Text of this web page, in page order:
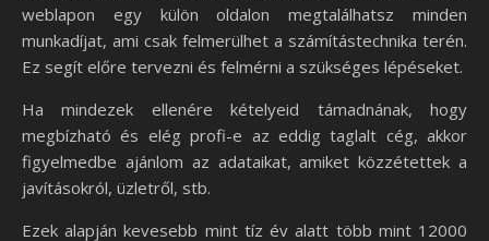
weblapon egy külön oldalon megtalálhatsz minden
munkadíjat, ami csak felmerülhet a számítástechnika terén.
Ez segít előre tervezni és felmérni a szükséges lépéseket.
Ha mindezek ellenére kételyeid támadnának, hogy
megbízható és elég profi-e az eddig taglalt cég, akkor
figyelmedbe ajánlom az adataikat, amiket közzétettek a
javításokról, üzletről, stb.
Ezek alapján kevesebb mint tíz év alatt több mint 12000